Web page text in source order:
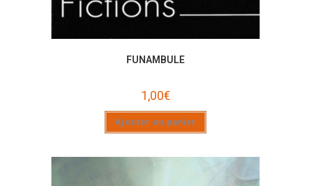
FUNAMBULE
1,00€
Ajouter au panier